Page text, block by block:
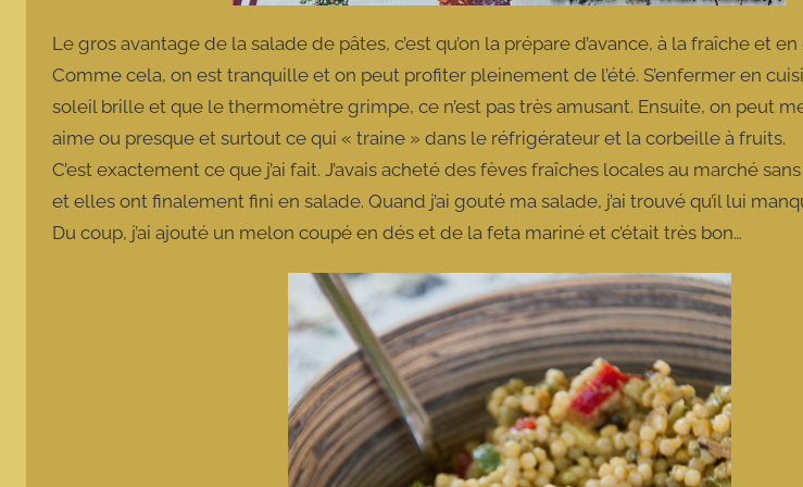
Le gros avantage de la salade de pâtes, c’est qu’on la prépare d’avance, à la fraîche et
Comme cela, on est tranquille et on peut profiter pleinement de l’été. S’enfermer en
soleil brille et que le thermomètre grimpe, ce n’est pas très amusant. Ensuite, on peut
aime ou presque et surtout ce qui « traine » dans le réfrigérateur et la corbeille à fruits.
C’est exactement ce que j’ai fait. J’avais acheté des fèves fraîches locales au marché
et elles ont finalement fini en salade. Quand j’ai gouté ma salade, j’ai trouvé qu’il lui
Du coup, j’ai ajouté un melon coupé en dés et de la feta mariné et c’était très bon…